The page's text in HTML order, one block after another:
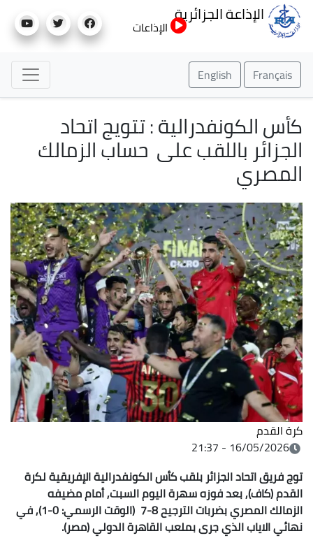
إلى
الإذاعة الجزائرية
الإذاعات
Français
English
كأس الكونفدرالية : تتويج اتحاد
الجزائر باللقب على حساب الزمالك
المصري
كرة القدم
16/05/2026 - 21:37
توج فريق اتحاد الجزائر بلقب كأس الكونفدرالية الإفريقية لكرة
القدم (كاف), بعد فوزه سهرة اليوم السبت, أمام مضيفه
الزمالك المصري بضربات الترجيح 8-7 (الوقت الرسمي: 0-1), في
نهائي الاياب الذي جرى بملعب القاهرة الدولي (مصر).